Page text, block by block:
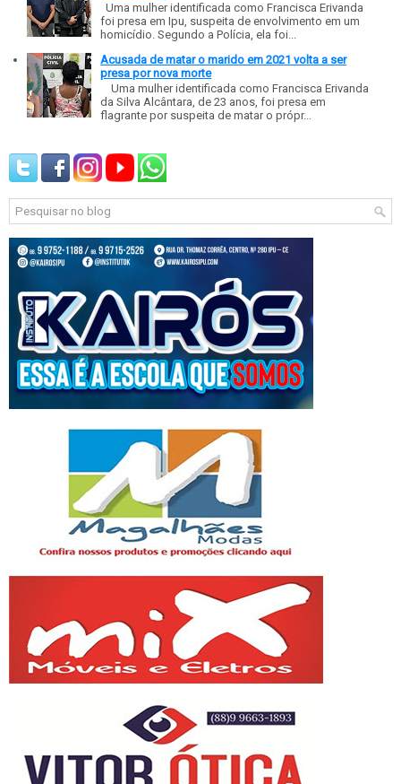
Uma mulher identificada como Francisca Erivanda
foi presa em Ipu, suspeita de envolvimento em um
homicídio. Segundo a Polícia, ela foi...
Acusada de matar o marido em 2021 volta a ser
presa por nova morte
Uma mulher identificada como Francisca Erivanda
da Silva Alcântara, de 23 anos, foi presa em
flagrante por suspeita de matar o própr...